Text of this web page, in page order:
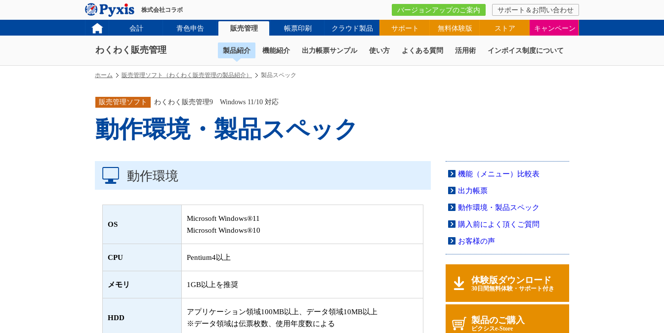
株式会社コラボ バージョンアップのご案内 サポート＆お問い合わせ
会計 青色申告 販売管理 帳票印刷 クラウド製品 サポート 無料体験版 ストア キャンペーン
わくわく販売管理 製品紹介 機能紹介 出力帳票サンプル 使い方 よくある質問 活用術 インボイス制度について
ホーム 販売管理ソフト（わくわく販売管理の製品紹介） 製品スペック
販売管理ソフト わくわく販売管理9 Windows 11/10 対応
動作環境・製品スペック
動作環境
OS
Microsoft Windows®11
Microsoft Windows®10
CPU Pentium4以上
メモリ 1GB以上を推奨
HDD
アプリケーション領域100MB以上、データ領域10MB以上
※データ領域は伝票枚数、使用年度数による
機能（メニュー）比較表
出力帳票
動作環境・製品スペック
購入前によく頂くご質問
お客様の声
体験版ダウンロード
30日間無料体験・サポート付き
製品のご購入
ピクシスe-Store